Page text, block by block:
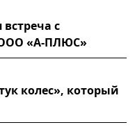
с
«А-ПЛЮС»
колес», который